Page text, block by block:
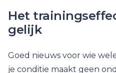
Het
gelijk
Goed nieuws voor wie
je conditie maakt geen